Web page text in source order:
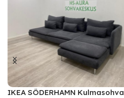
IKEA SÖDERHAMN Kulmasohva